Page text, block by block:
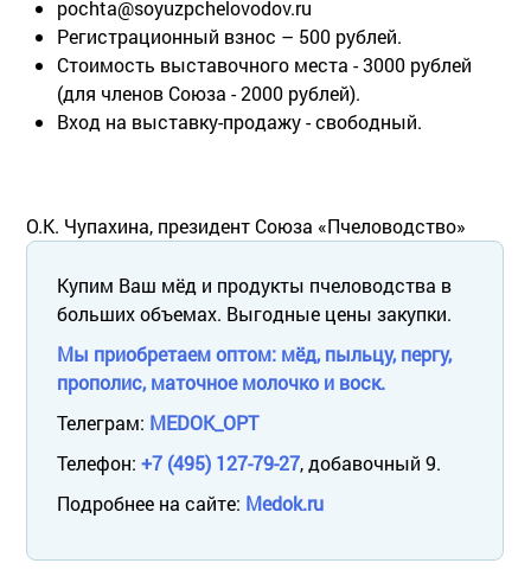
pochta@soyuzpchelovodov.ru
Регистрационный взнос – 500 рублей.
Стоимость выставочного места - 3000 рублей
(для членов Союза - 2000 рублей).
Вход на выставку-продажу - свободный.
О.К. Чупахина, президент Союза «Пчеловодство»
Купим Ваш мёд и продукты пчеловодства в
больших объемах. Выгодные цены закупки.
Мы приобретаем оптом: мёд, пыльцу, пергу,
прополис, маточное молочко и воск.
Телеграм: MEDOK_OPT
Телефон: +7 (495) 127-79-27, добавочный 9.
Подробнее на сайте: Medok.ru